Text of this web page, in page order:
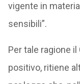
vigente in
sensibili”.
Per tale ragione
positivo, ritiene